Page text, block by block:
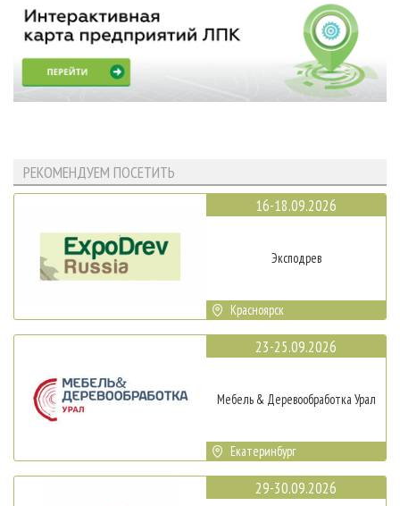
РЕКОМЕНДУЕМ ПОСЕТИТЬ
16-18.09.2026
Эксподрев
Красноярск
23-25.09.2026
Мебель & Деревообработка Урал
Екатеринбург
29-30.09.2026